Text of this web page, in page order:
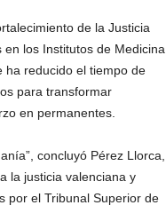
de la Justicia
los Institutos de Medicina
ha reducido el tiempo de
para transformar
en permanentes.
concluyó Pérez Llorca,
la justicia valenciana y
por el Tribunal Superior de